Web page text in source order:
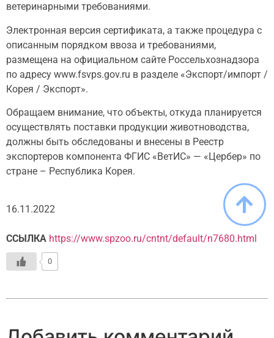
ветеринарными требованиями.
Электронная версия сертификата, а также процедура с
описанным порядком ввоза и требованиями,
размещена на официальном сайте Россельхознадзора
по адресу www.fsvps.gov.ru в разделе «Экспорт/импорт /
Корея / Экспорт».
Обращаем внимание, что объекты, откуда планируется
осуществлять поставки продукции животноводства,
должны быть обследованы и внесены в Реестр
экспортеров компонента ФГИС «ВетИС» — «Цербер» по
стране – Республика Корея.
16.11.2022
ССЫЛКА https://www.spzoo.ru/cntnt/default/n7680.html
0